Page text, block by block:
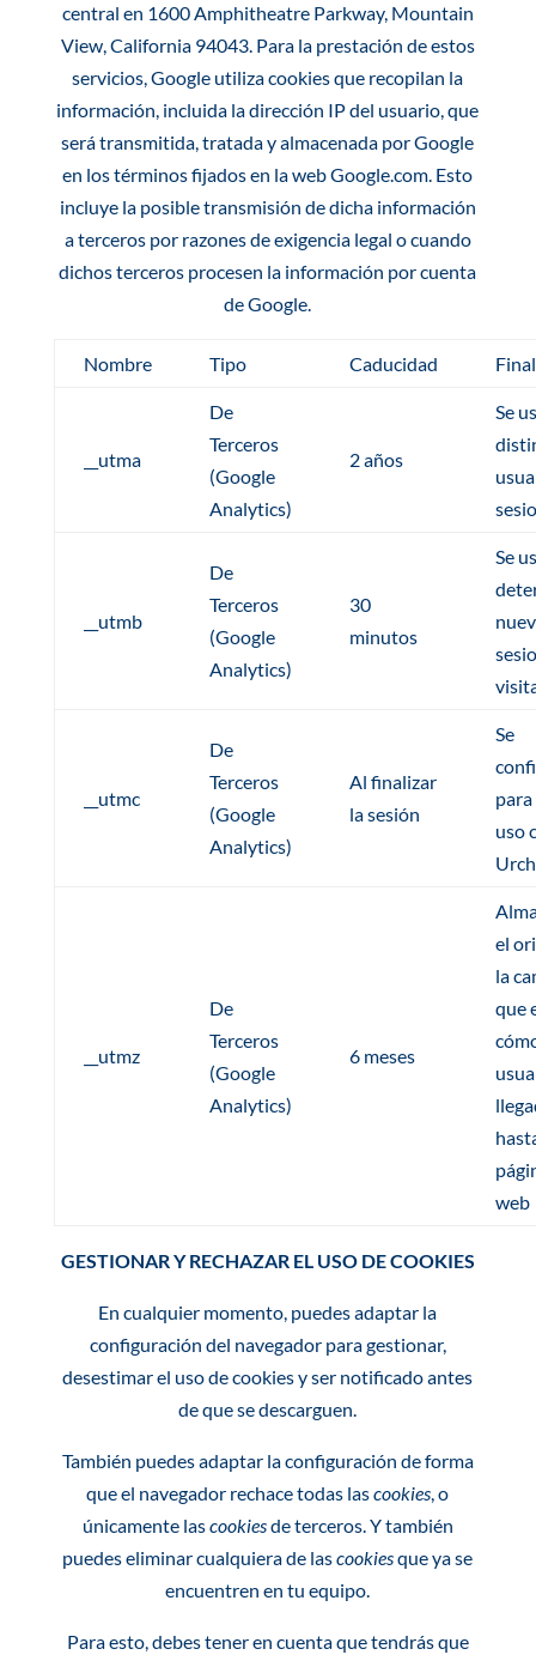
central en 1600 Amphitheatre Parkway, Mountain
View, California 94043. Para la prestación de estos
servicios, Google utiliza cookies que recopilan la
información, incluida la dirección IP del usuario, que
será transmitida, tratada y almacenada por Google
en los términos fijados en la web Google.com. Esto
incluye la posible transmisión de dicha información
a terceros por razones de exigencia legal o cuando
dichos terceros procesen la información por cuenta
de Google.
Nombre Tipo Caducidad
__utma
De
Terceros
(Google
Analytics)
2 años
Se
__utmb
De
Terceros
(Google
Analytics)
30
minutos
Se
__utmc
De
Terceros
(Google
Analytics)
Al finalizar
la sesión
Se
para
uso
__utmz
De
Terceros
(Google
Analytics)
6 meses
el
la
que
web
GESTIONAR Y RECHAZAR EL USO DE COOKIES
En cualquier momento, puedes adaptar la
configuración del navegador para gestionar,
desestimar el uso de cookies y ser notificado antes
de que se descarguen.
También puedes adaptar la configuración de forma
que el navegador rechace todas lascookies, o
únicamente lascookiesde terceros. Y también
puedes eliminar cualquiera de lascookiesque ya se
encuentren en tu equipo.
Para esto, debes tener en cuenta que tendrás que